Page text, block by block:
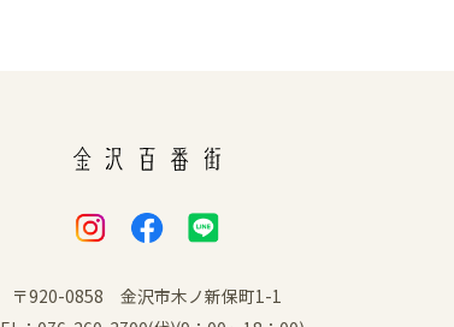
〒920-0858 金沢市木ノ新保町1-1